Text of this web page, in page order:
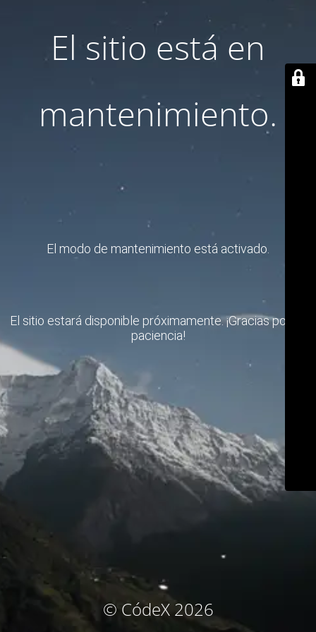
El sitio está en
mantenimiento.
El modo de mantenimiento está activado.
El sitio estará disponible próximamente. ¡Gracias por su
paciencia!
© CódeX 2026